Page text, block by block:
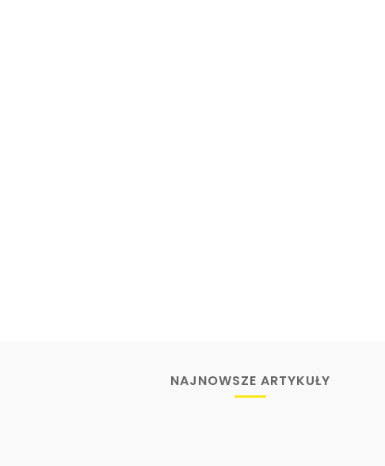
NAJNOWSZE ARTYKUŁY